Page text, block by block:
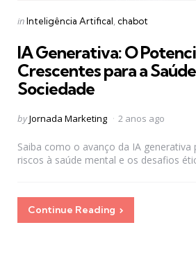
Categories
Posted
inInteligência Artifical chabot
IA Generativa: O
Crescentes para a
Sociedade
Posted
byJornada Marketing 2 anos ago
Saiba como o avanço da IA generativa
riscos à saúde mental e os desafios
Continue Reading